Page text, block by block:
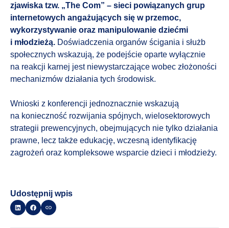
zjawiska tzw. „The Com” – sieci powiązanych grup
internetowych angażujących się w przemoc,
wykorzystywanie oraz manipulowanie dziećmi
i młodzieżą. Doświadczenia organów ścigania i służb
społecznych wskazują, że podejście oparte wyłącznie
na reakcji karnej jest niewystarczające wobec złożoności
mechanizmów działania tych środowisk.
Wnioski z konferencji jednoznacznie wskazują
na konieczność rozwijania spójnych, wielosektorowych
strategii prewencyjnych, obejmujących nie tylko działania
prawne, lecz także edukację, wczesną identyfikację
zagrożeń oraz kompleksowe wsparcie dzieci i młodzieży.
Udostępnij wpis